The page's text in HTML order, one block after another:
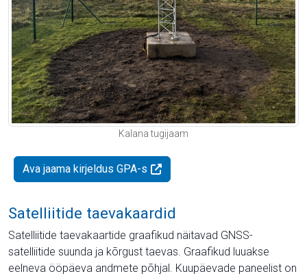
Kalana tugijaam
Ava jaama kirjeldus GPA-s
Satelliitide taevakaardid
Satelliitide taevakaartide graafikud näitavad GNSS-
satelliitide suunda ja kõrgust taevas. Graafikud luuakse
eelneva ööpäeva andmete põhjal. Kuupäevade paneelist on